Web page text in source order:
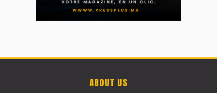
ABOUT US